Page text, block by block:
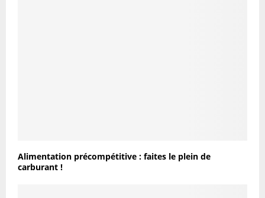
Alimentation précompétitive : faites le plein de
carburant !